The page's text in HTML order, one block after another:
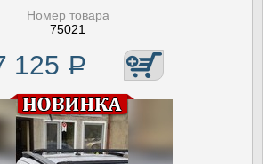
Номер товара
75021
125 Р